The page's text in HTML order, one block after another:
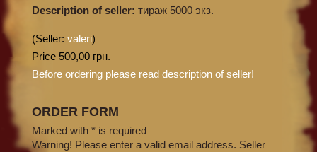
Description of seller: тираж 5000 экз.
(Seller: valeri)
Price 500,00 грн.
Before ordering please read description of seller!
ORDER FORM
Marked with * is required
Warning! Please enter a valid email address. Seller